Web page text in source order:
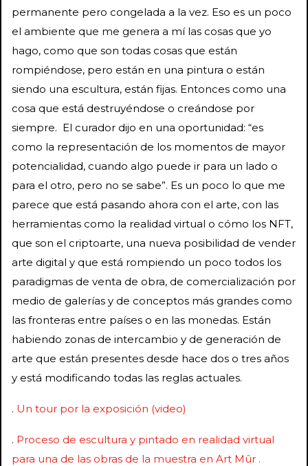
permanente pero congelada a la vez. Eso es un poco
el ambiente que me genera a mí las cosas que yo
hago, como que son todas cosas que están
rompiéndose, pero están en una pintura o están
siendo una escultura, están fijas. Entonces como una
cosa que está destruyéndose o creándose por
siempre. El curador dijo en una oportunidad: “es
como la representación de los momentos de mayor
potencialidad, cuando algo puede ir para un lado o
para el otro, pero no se sabe”. Es un poco lo que me
parece que está pasando ahora con el arte, con las
herramientas como la realidad virtual o cómo los NFT,
que son el criptoarte, una nueva posibilidad de vender
arte digital y que está rompiendo un poco todos los
paradigmas de venta de obra, de comercialización por
medio de galerías y de conceptos más grandes como
las fronteras entre países o en las monedas. Están
habiendo zonas de intercambio y de generación de
arte que están presentes desde hace dos o tres años
y está modificando todas las reglas actuales.
. Un tour por la exposición (video)
. Proceso de escultura y pintado en realidad virtual
para una de las obras de la muestra en Art Mûr .